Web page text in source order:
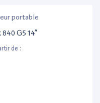
portable
G5 14”
de :